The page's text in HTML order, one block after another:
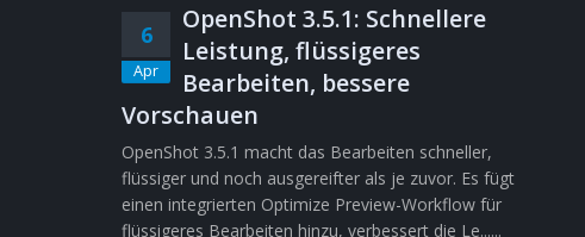
6
Apr
OpenShot 3.5.1: Schnellere
Leistung, flüssigeres
Bearbeiten, bessere
Vorschauen
OpenShot 3.5.1 macht das Bearbeiten schneller,
flüssiger und noch ausgereifter als je zuvor. Es fügt
einen integrierten Optimize Preview-Workflow für
flüssigeres Bearbeiten hinzu, verbessert die Le......